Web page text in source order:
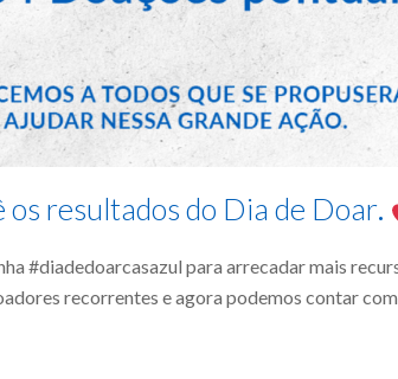
os resultados do Dia de Doar.
#diadedoarcasazul para arrecadar mais
recorrentes e agora podemos contar